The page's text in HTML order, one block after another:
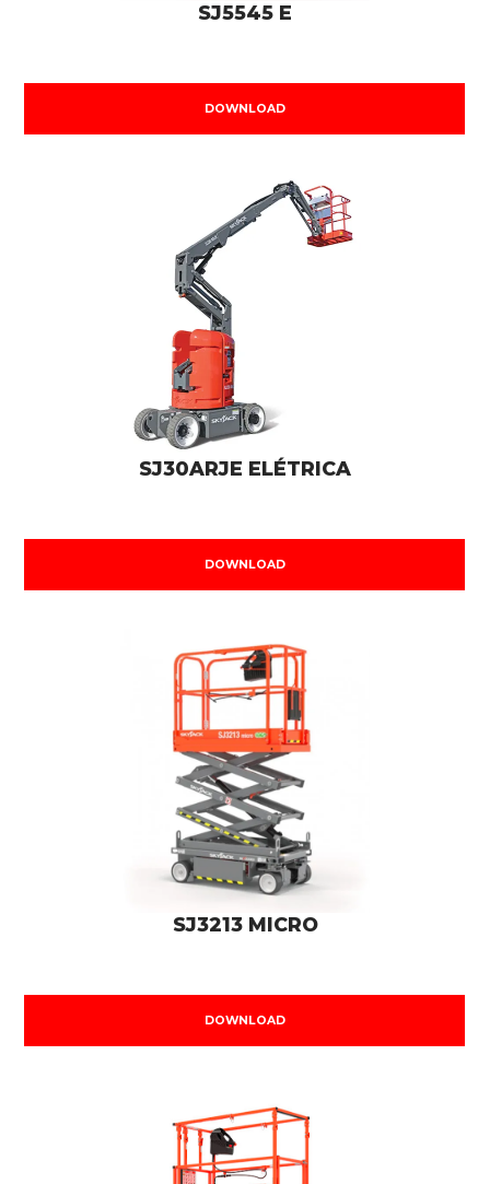
SJ5545 E
DOWNLOAD
SJ30ARJE ELÉTRICA
DOWNLOAD
SJ3213 MICRO
DOWNLOAD